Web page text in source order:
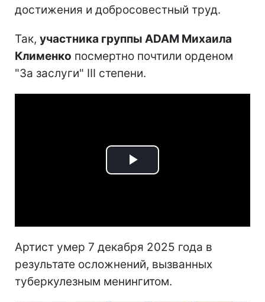
достижения и добросовестный труд.
Так, участника группы ADAM Михаила
Клименко посмертно почтили орденом
"За заслуги" III степени.
Play
Артист умер 7 декабря 2025 года в
результате осложнений, вызванных
туберкулезным менингитом.